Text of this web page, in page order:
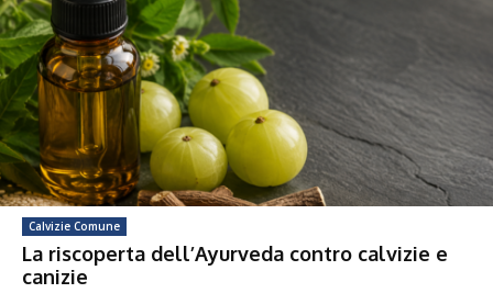
Calvizie Comune
La riscoperta dell’Ayurveda contro calvizie e
canizie